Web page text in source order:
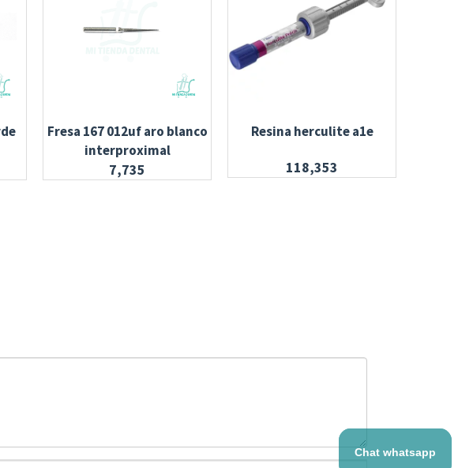
Fresa 167 012uf aro blanco
interproximal
7,735
Resina herculite a1e
118,353
Chat whatsapp